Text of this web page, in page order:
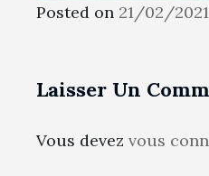
Posted on Posted
21/02/2021
Laisser Un
Vous devez vous